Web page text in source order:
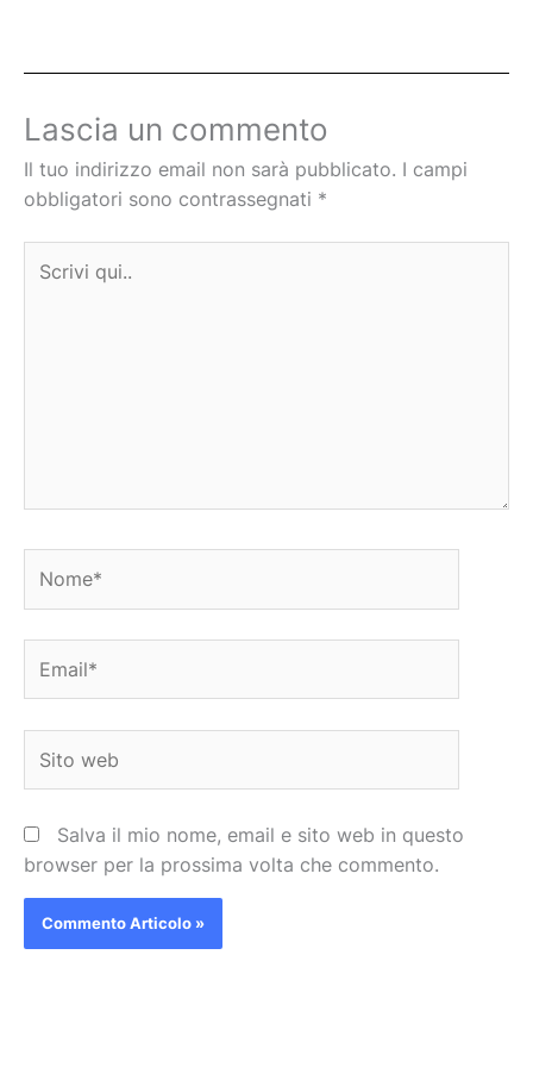
Lascia un commento
Il tuo indirizzo email non sarà pubblicato. I campi
obbligatori sono contrassegnati *
qui..
web
Salva il mio nome, email e sito web in questo
browser per la prossima volta che commento.